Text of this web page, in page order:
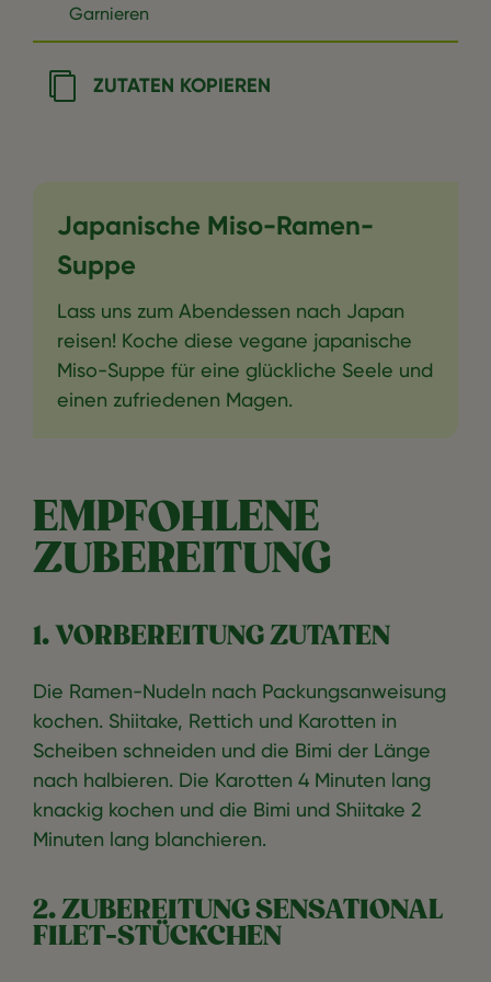
Garnieren
ZUTATEN KOPIEREN
Japanische Miso-Ramen-
Suppe
Lass uns zum Abendessen nach Japan
reisen! Koche diese vegane japanische
Miso-Suppe für eine glückliche Seele und
einen zufriedenen Magen.
EMPFOHLENE
ZUBEREITUNG
1. VORBEREITUNG ZUTATEN
Die Ramen-Nudeln nach Packungsanweisung
kochen. Shiitake, Rettich und Karotten in
Scheiben schneiden und die Bimi der Länge
nach halbieren. Die Karotten 4 Minuten lang
knackig kochen und die Bimi und Shiitake 2
Minuten lang blanchieren.
2. ZUBEREITUNG SENSATIONAL
FILET-STÜCKCHEN